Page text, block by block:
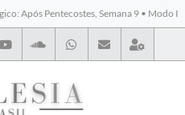
Após Pentecostes, Semana 9 • Modo I